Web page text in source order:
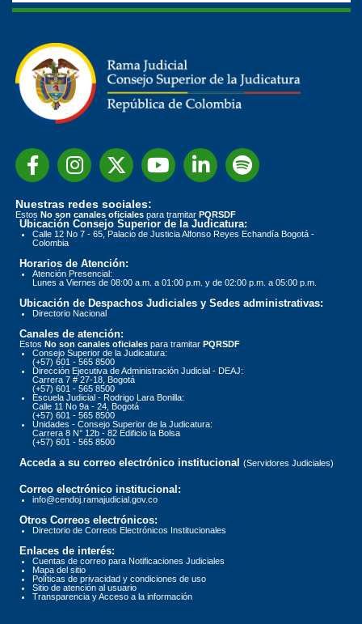
Nuestras redes sociales:
Estos No son canales oficiales para tramitar PQRSDF
Ubicación Consejo Superior de la Judicatura:
Calle 12 No 7 - 65, Palacio de Justicia Alfonso Reyes Echandía Bogotá -
Colombia
Horarios de Atención:
Atención Presencial:
Lunes a Viernes de 08:00 a.m. a 01:00 p.m. y de 02:00 p.m. a 05:00 p.m.
Ubicación de Despachos Judiciales y Sedes administrativas:
Directorio Nacional
Canales de atención:
Estos No son canales oficiales para tramitar PQRSDF
Consejo Superior de la Judicatura:
(+57) 601 - 565 8500
Dirección Ejecutiva de Administración Judicial - DEAJ:
Carrera 7 # 27-18, Bogotá
(+57) 601 - 565 8500
Escuela Judicial - Rodrigo Lara Bonilla:
Calle 11 No 9a - 24, Bogotá
(+57) 601 - 565 8500
Unidades - Consejo Superior de la Judicatura:
Carrera 8 N° 12b - 82 Edificio la Bolsa
(+57) 601 - 565 8500
Acceda a su correo electrónico institucional (Servidores Judiciales)
Correo electrónico institucional:
info@cendoj.ramajudicial.gov.co
Otros Correos electrónicos:
Directorio de Correos Electrónicos Institucionales
Enlaces de interés:
Cuentas de correo para Notificaciones Judiciales
Mapa del sitio
Políticas de privacidad y condiciones de uso
Sitio de atención al usuario
Transparencia y Acceso a la información